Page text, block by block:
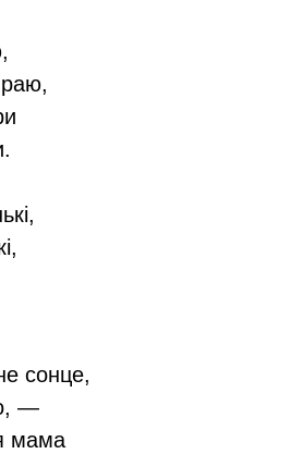
сонце,
—
мама